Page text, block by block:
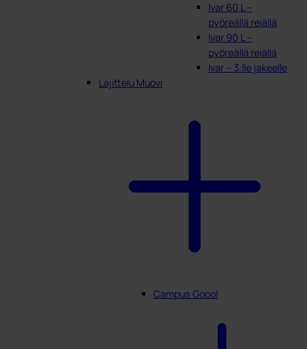
Ivar 60 L –
pyöreällä reiällä
Ivar 90 L –
pyöreällä reiällä
Ivar – 3:lle jakeelle
Lajittelu Muovi
Campus Goool